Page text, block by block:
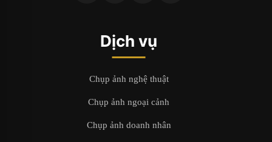
Dịch vụ
Chụp ảnh nghệ thuật
Chụp ảnh ngoại cảnh
Chụp ảnh doanh nhân